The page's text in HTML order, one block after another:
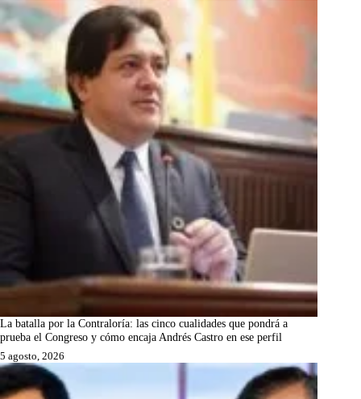
La batalla por la Contraloría: las cinco cualidades que pondrá a
prueba el Congreso y cómo encaja Andrés Castro en ese perfil
5 agosto, 2026